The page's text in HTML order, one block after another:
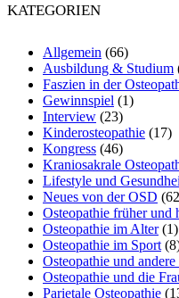
KATEGORIEN
Allgemein (66)
Ausbildung & Studium
Faszien in der
Gewinnspiel (1)
Interview (23)
Kinderosteopathie (17)
Kongress (46)
Kraniosakrale
Lifestyle und
Neues von der OSD
Osteopathie früher und
Osteopathie im Alter(1)
Osteopathie im Sport
Osteopathie und
Osteopathie und die
Parietale Osteopathie